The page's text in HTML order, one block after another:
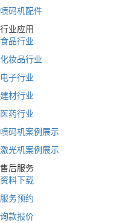
喷码机配件
行业应用
食品行业
化妆品行业
电子行业
建材行业
医药行业
喷码机案例展示
激光机案例展示
售后服务
资料下载
服务预约
询款报价